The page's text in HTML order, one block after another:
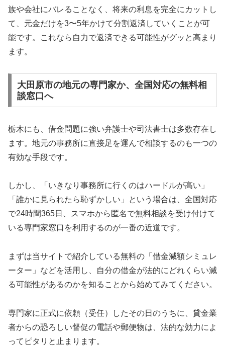
族や会社にバレることなく、将来の利息を完全にカットし
て、元金だけを3〜5年かけて分割返済していくことが可
能です。これなら自力で返済できる可能性がグッと高まり
ます。
大田原市の地元の専門家か、全国対応の無料相
談窓口へ
栃木にも、借金問題に強い弁護士や司法書士は多数存在し
ます。地元の事務所に直接足を運んで相談するのも一つの
有効な手段です。
しかし、「いきなり事務所に行くのはハードルが高い」
「誰かに見られたら恥ずかしい」という場合は、全国対応
で24時間365日、スマホから匿名で無料相談を受け付けて
いる専門家窓口を利用するのが一番の近道です。
まずは当サイトで紹介している無料の「借金減額シミュレ
ーター」などを活用し、自分の借金が法的にどれくらい減
る可能性があるのかを知ることから始めてみてください。
専門家に正式に依頼（受任）したその日のうちに、貸金業
者からの恐ろしい督促の電話や郵便物は、法的な効力によ
ってピタリと止まります。